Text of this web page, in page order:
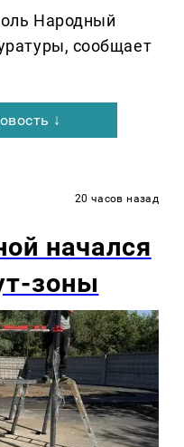
Народный
сообщает
↓
20 часов назад
начался
зоны